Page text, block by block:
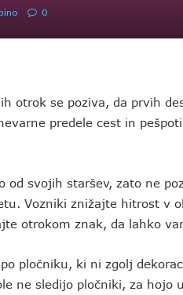
0
otrok se poziva, da prvih
predele cest in
od svojih staršev, zato ne
Vozniki znižajte hitrost v
otrokom znak, da lahko
pločniku, ki ni zgolj
ne sledijo pločniki, za